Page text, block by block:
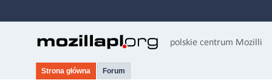
Strona główna Forum